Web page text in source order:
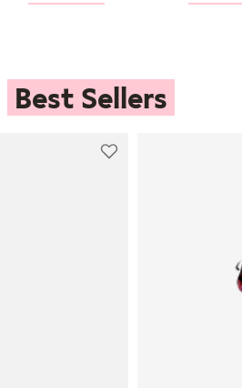
Best Sellers